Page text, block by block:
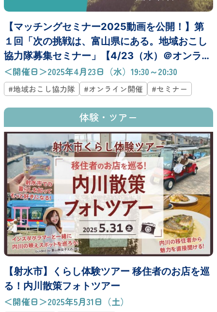
【マッチングセミナー2025動画を公開！】第
１回「次の挑戦は、富山県にある。地域おこし
協力隊募集セミナー」【4/23（水）＠オンライ
ン】
＜開催日＞2025年4月23日（水）19:30～20:30
#地域おこし協力隊 #オンライン開催 #セミナー
体験・ツアー
【射水市】くらし体験ツアー 移住者のお店を巡
る！内川散策フォトツアー
＜開催日＞2025年5月31日（土）